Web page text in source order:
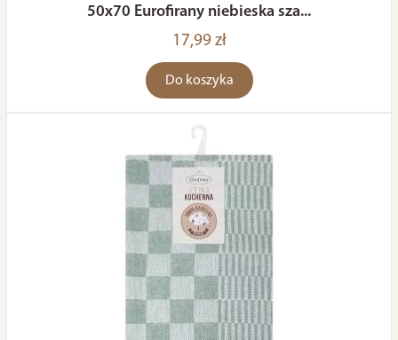
50x70 Eurofirany niebieska sza...
17,99 zł
Do koszyka